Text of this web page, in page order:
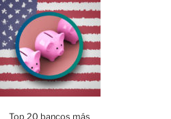
Top 20 bancos más